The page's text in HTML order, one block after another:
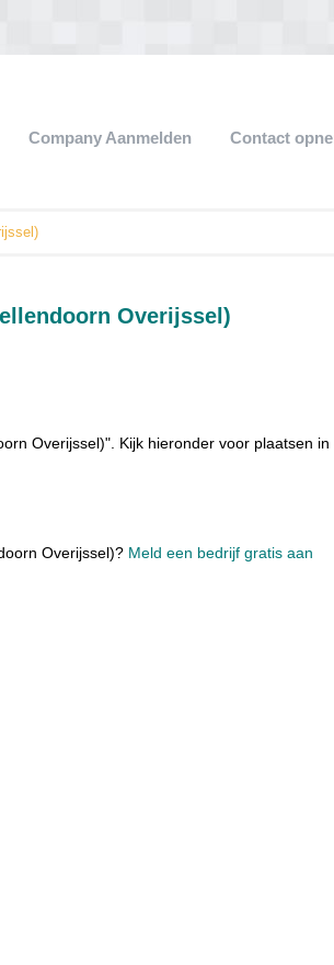
Company Aanmelden Contact
Overijssel)
Overijssel)". Kijk hieronder voor plaatsen in
Overijssel)? Meld een bedrijf gratis aan